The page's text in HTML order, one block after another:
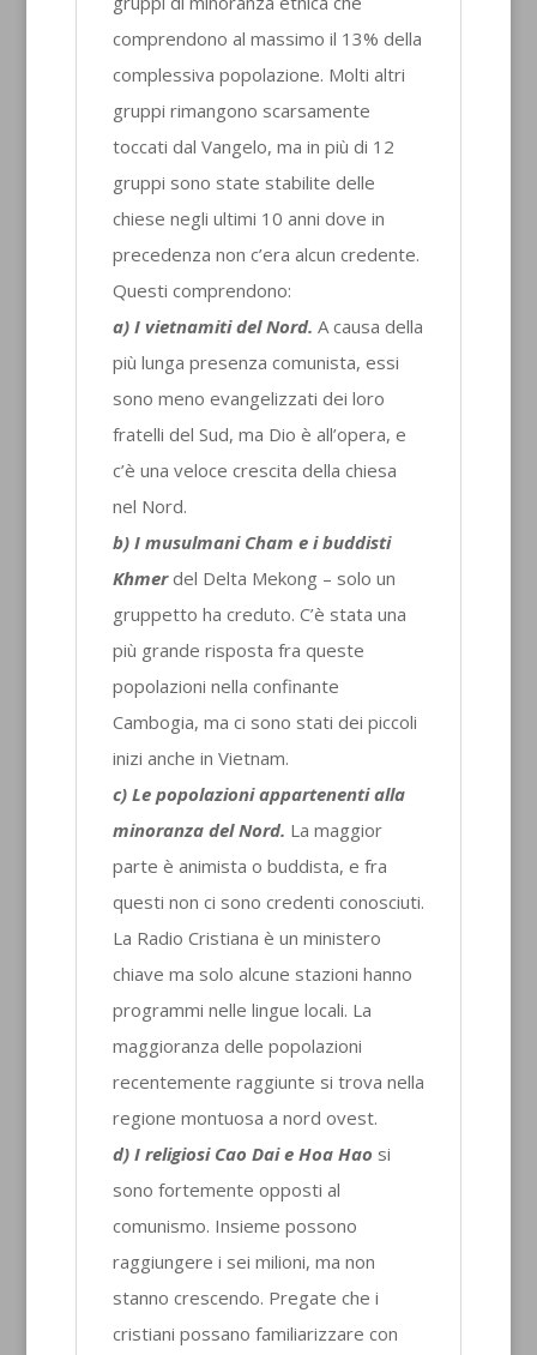
comprendono al massimo il 13% della
complessiva popolazione. Molti altri
gruppi rimangono scarsamente
toccati dal Vangelo, ma in più di 12
gruppi sono state stabilite delle
chiese negli ultimi 10 anni dove in
precedenza non c’era alcun credente.
Questi comprendono:
a) I vietnamiti del Nord. A causa della
più lunga presenza comunista, essi
sono meno evangelizzati dei loro
fratelli del Sud, ma Dio è all’opera, e
c’è una veloce crescita della chiesa
nel Nord.
b) I musulmani Cham e i buddisti
Khmerdel Delta Mekong – solo un
gruppetto ha creduto. C’è stata una
più grande risposta fra queste
popolazioni nella confinante
Cambogia, ma ci sono stati dei piccoli
inizi anche in Vietnam.
c) Le popolazioni appartenenti alla
minoranza del Nord. La maggior
parte è animista o buddista, e fra
questi non ci sono credenti conosciuti.
La Radio Cristiana è un ministero
chiave ma solo alcune stazioni hanno
programmi nelle lingue locali. La
maggioranza delle popolazioni
recentemente raggiunte si trova nella
regione montuosa a nord ovest.
d) I religiosi Cao Dai e Hoa Hao si
sono fortemente opposti al
comunismo. Insieme possono
raggiungere i sei milioni, ma non
stanno crescendo. Pregate che i
cristiani possano familiarizzare con